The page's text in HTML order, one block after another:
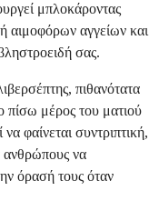
μπλοκάροντας
αιμοφόρων αγγείων και
σας.
πιθανότατα
πίσω μέρος του ματιού
φαίνεται συντριπτική,
ανθρώπους να
όρασή τους όταν